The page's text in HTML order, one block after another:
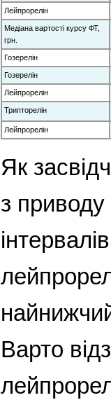
Лейпрорелін
Медіана вартості курсу ФТ,
грн.
Гозерелін
Гозерелін
Лейпрорелін
Трипторелін
Лейпрорелін
Як
з
Варто